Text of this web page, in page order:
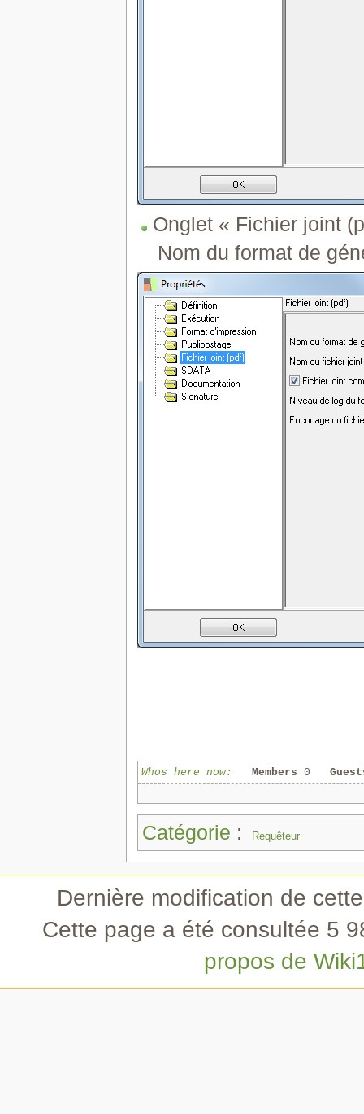
Onglet « Fichier joint
Nom du format de
Whos here now: Members 0
Catégorie : Requêteur
Dernière modification de
Cette page a été consultée 5
propos de